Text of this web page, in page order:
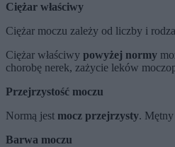
Ciężar właściwy
Ciężar moczu zależy od liczby i
Ciężar właściwy powyżej normy
chorobę nerek, zażycie leków
Przejrzystość moczu
Normą jest mocz przejrzysty.
Barwa moczu